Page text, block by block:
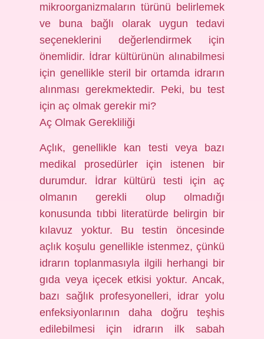
mikroorganizmaların türünü belirlemek
ve buna bağlı olarak uygun tedavi
seçeneklerini değerlendirmek için
önemlidir. İdrar kültürünün alınabilmesi
için genellikle steril bir ortamda idrarın
alınması gerekmektedir. Peki, bu test
için aç olmak gerekir mi?
Aç Olmak Gerekliliği
Açlık, genellikle kan testi veya bazı
medikal prosedürler için istenen bir
durumdur. İdrar kültürü testi için aç
olmanın gerekli olup olmadığı
konusunda tıbbi literatürde belirgin bir
kılavuz yoktur. Bu testin öncesinde
açlık koşulu genellikle istenmez, çünkü
idrarın toplanmasıyla ilgili herhangi bir
gıda veya içecek etkisi yoktur. Ancak,
bazı sağlık profesyonelleri, idrar yolu
enfeksiyonlarının daha doğru teşhis
edilebilmesi için idrarın ilk sabah